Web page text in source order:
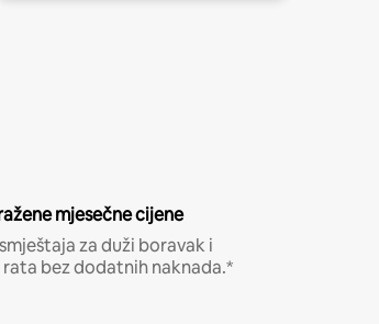
mjesečne cijene
za duži boravak i
rata bez dodatnih naknada.*